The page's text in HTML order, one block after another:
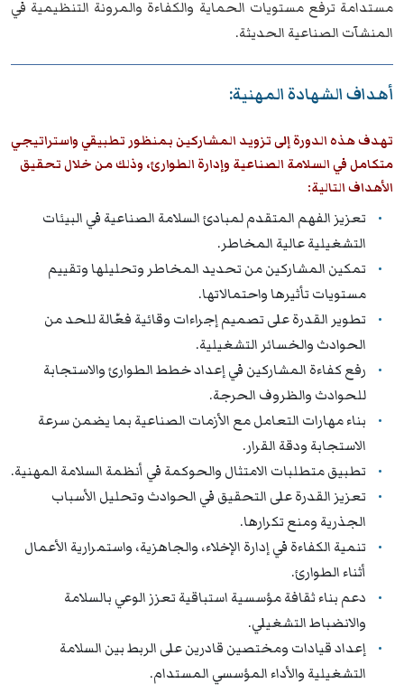
مستدامة ترفع مستويات الحماية والكفاءة والمرونة التنظيمية في
المنشآت الصناعية الحديثة.
أهداف الشهادة المهنية:
تهدف هذه الدورة إلى تزويد المشاركين بمنظور تطبيقي واستراتيجي
متكامل في السلامة الصناعية وإدارة الطوارئ، وذلك من خلال تحقيق
الأهداف التالية:
تعزيز الفهم المتقدم لمبادئ السلامة الصناعية في البيئات
التشغيلية عالية المخاطر.
تمكين المشاركين من تحديد المخاطر وتحليلها وتقييم
مستويات تأثيرها واحتمالاتها.
تطوير القدرة على تصميم إجراءات وقائية فعّالة للحد من
الحوادث والخسائر التشغيلية.
رفع كفاءة المشاركين في إعداد خطط الطوارئ والاستجابة
للحوادث والظروف الحرجة.
بناء مهارات التعامل مع الأزمات الصناعية بما يضمن سرعة
الاستجابة ودقة القرار.
تطبيق متطلبات الامتثال والحوكمة في أنظمة السلامة المهنية.
تعزيز القدرة على التحقيق في الحوادث وتحليل الأسباب
الجذرية ومنع تكرارها.
تنمية الكفاءة في إدارة الإخلاء، والجاهزية، واستمرارية الأعمال
أثناء الطوارئ.
دعم بناء ثقافة مؤسسية استباقية تعزز الوعي بالسلامة
والانضباط التشغيلي.
إعداد قيادات ومختصين قادرين على الربط بين السلامة
التشغيلية والأداء المؤسسي المستدام.